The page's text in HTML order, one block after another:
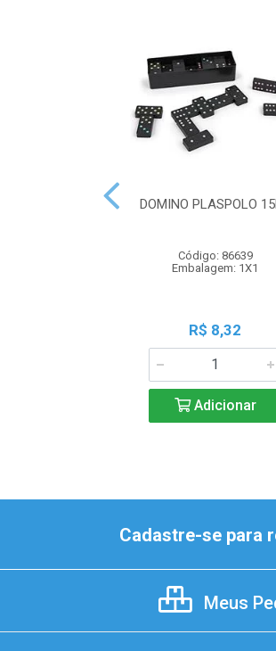
DOMINO PLASPOLO
Código: 86639
Embalagem: 1X1
R$ 8,32
Adicionar
Cadastre-se para
Meus